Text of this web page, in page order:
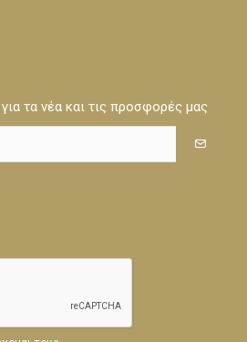
τα νέα και τις προσφορές μας